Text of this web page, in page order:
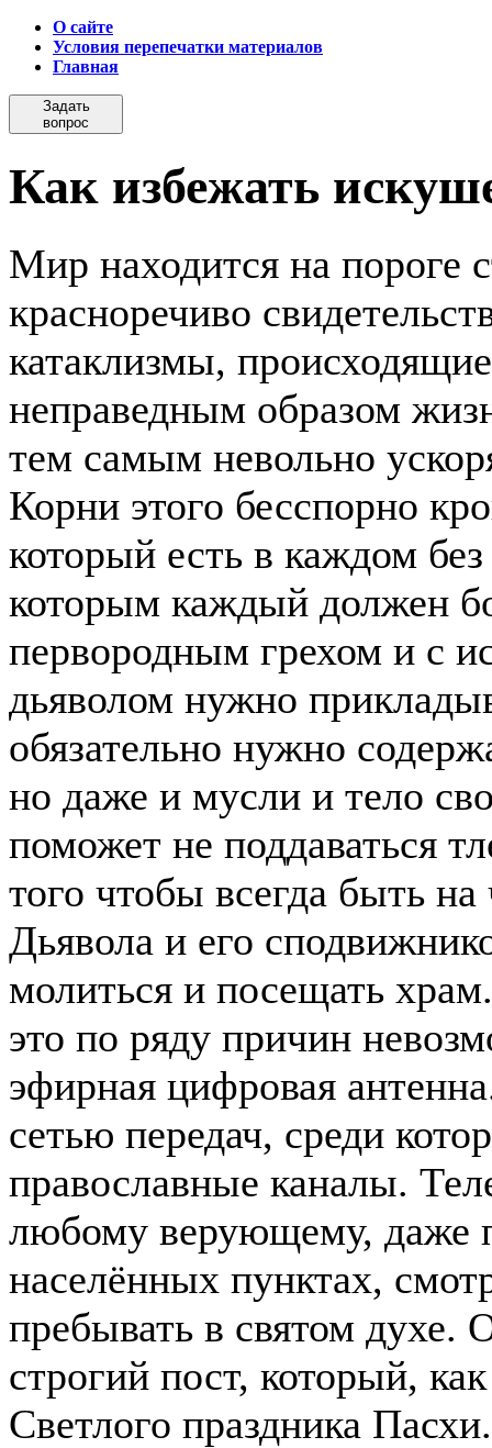
О сайте
Условия перепечатки материалов
Главная
Задать
вопрос
Как избежать
Мир находится на пороге
красноречиво
катаклизмы,
неправедным образом
тем самым невольно
Корни этого бесспорно
который есть в каждом
которым каждый должен
первородным грехом и с
дьяволом нужно
обязательно нужно
но даже и мусли и тело
поможет не поддаваться
того чтобы всегда быть
Дьявола и его
молиться и посещать
это по ряду причин
эфирная цифровая
сетью передач, среди
православные каналы.
любому верующему, даже
населённых пунктах,
пребывать в святом духе.
строгий пост, который,
Светлого праздника Пасхи.